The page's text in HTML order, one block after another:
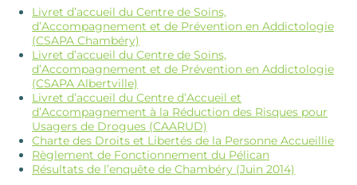
Livret d’accueil du Centre de Soins,
d’Accompagnement et de Prévention en Addictologie
(CSAPA Chambéry)
Livret d’accueil du Centre de Soins,
d’Accompagnement et de Prévention en Addictologie
(CSAPA Albertville)
Livret d’accueil du Centre d’Accueil et
d’Accompagnement à la Réduction des Risques pour
Usagers de Drogues (CAARUD)
Charte des Droits et Libertés de la Personne Accueillie
Règlement de Fonctionnement du Pélican
Résultats de l’enquête de Chambéry (Juin 2014)